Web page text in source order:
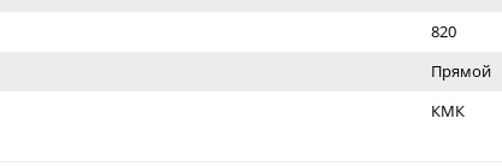
820
Прямой
КМК